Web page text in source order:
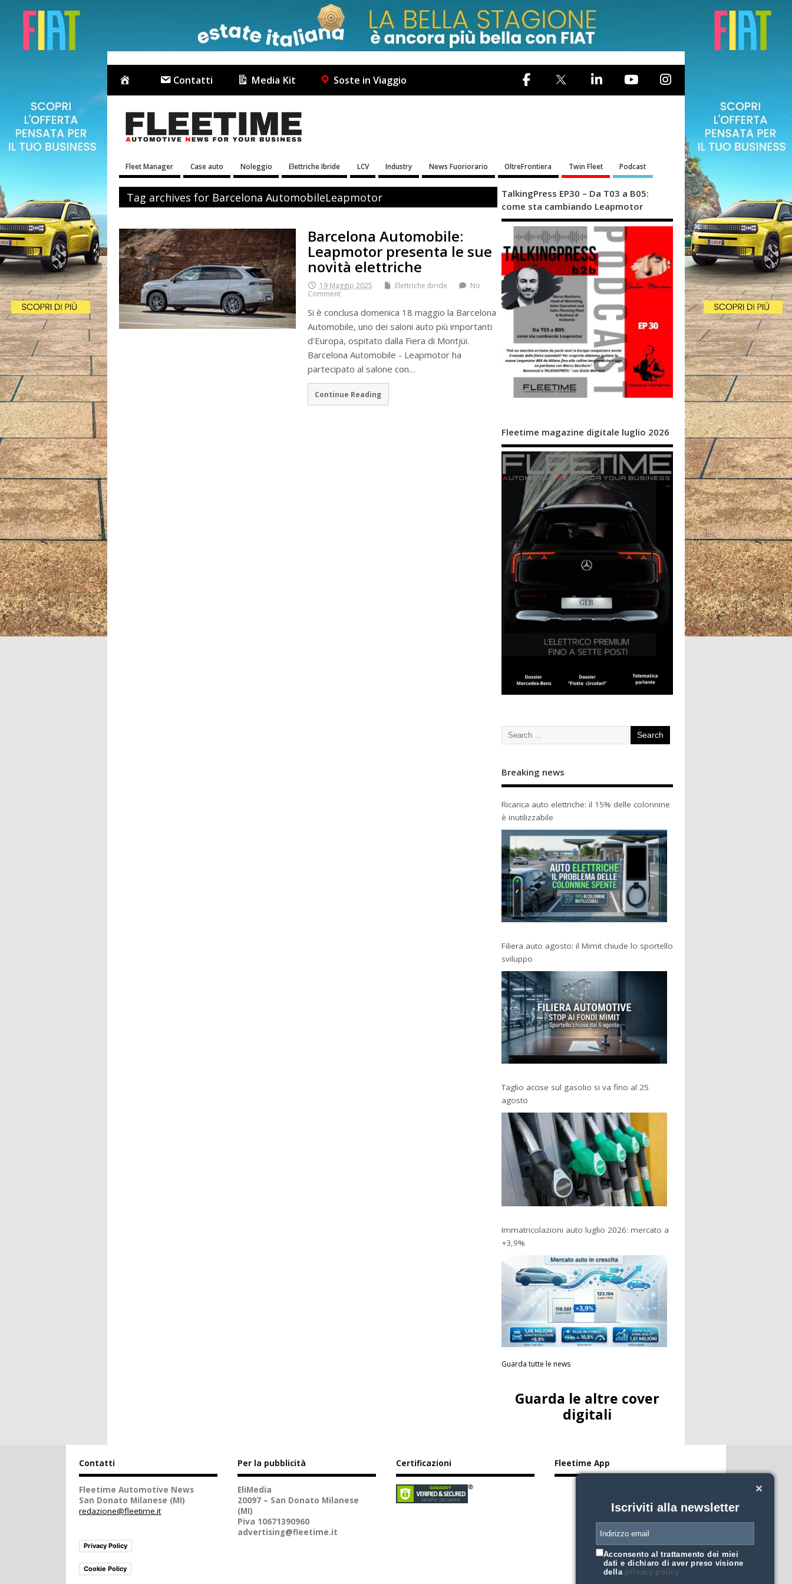
Contatti Media Kit Soste in Viaggio
Fleet Manager Case auto Noleggio Elettriche Ibride LCV Industry News Fuoriorario OltreFrontiera Twin Fleet Podcast
Tag archives for Barcelona AutomobileLeapmotor
Barcelona Automobile:
Leapmotor presenta le sue
novità elettriche
19 Maggio 2025 Elettriche ibride
No
Comment
Si è conclusa domenica 18 maggio la Barcelona
Automobile, uno dei saloni auto più importanti
d'Europa, ospitato dalla Fiera di Montjüi.
Barcelona Automobile - Leapmotor ha
partecipato al salone con…
Continue Reading
TalkingPress EP30 – Da T03 a B05:
come sta cambiando Leapmotor
Fleetime magazine digitale luglio 2026
Breaking news
Ricarica auto elettriche: il 15% delle colonnine
è inutilizzabile
Filiera auto agosto: il Mimit chiude lo sportello
sviluppo
Taglio accise sul gasolio si va fino al 25
agosto
Immatricolazioni auto luglio 2026: mercato a
+3,9%
Guarda tutte le news
Iscriviti alla newsletter
Acconsento al trattamento dei miei
dati e dichiaro di aver preso visione
della privacy policy
Guarda le altre cover
digitali
Contatti
Fleetime Automotive News
San Donato Milanese (MI)
redazione@fleetime.it
Privacy Policy
Cookie Policy
Per la pubblicità
EliMedia
20097 – San Donato Milanese
(MI)
Piva 10671390960
advertising@fleetime.it
Certificazioni Fleetime App